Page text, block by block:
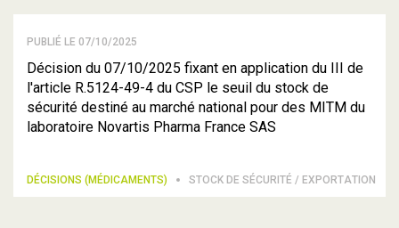
PUBLIÉ LE 07/10/2025
Décision du 07/10/2025 fixant en application du III de
l'article R.5124-49-4 du CSP le seuil du stock de
sécurité destiné au marché national pour des MITM du
laboratoire Novartis Pharma France SAS
DÉCISIONS (MÉDICAMENTS) STOCK DE SÉCURITÉ / EXPORTATION